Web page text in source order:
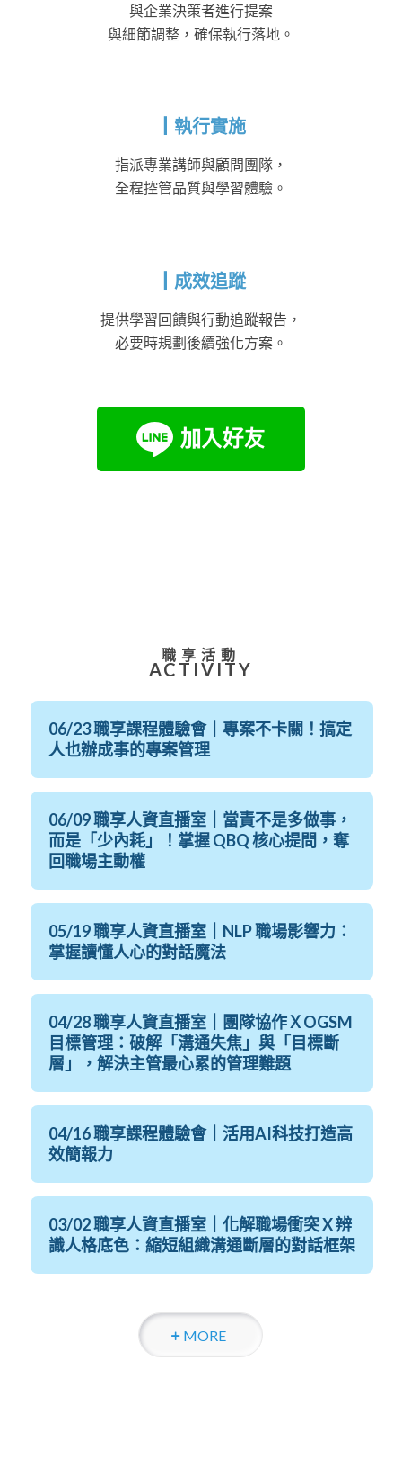
與企業決策者進行提案
與細節調整，確保執行落地。
┃執行實施
指派專業講師與顧問團隊，
全程控管品質與學習體驗。
┃成效追蹤
提供學習回饋與行動追蹤報告，
必要時規劃後續強化方案。
職享活動
ACTIVITY
06/23 職享課程體驗會｜專案不卡關！搞定
人也辦成事的專案管理
06/09 職享人資直播室｜當責不是多做事，
而是「少內耗」！掌握 QBQ 核心提問，奪
回職場主動權
05/19 職享人資直播室｜NLP 職場影響力：
掌握讀懂人心的對話魔法
04/28 職享人資直播室｜團隊協作ＸOGSM
目標管理：破解「溝通失焦」與「目標斷
層」，解決主管最心累的管理難題
04/16 職享課程體驗會｜活用AI科技打造高
效簡報力
03/02 職享人資直播室｜化解職場衝突 X 辨
識人格底色：縮短組織溝通斷層的對話框架
MORE